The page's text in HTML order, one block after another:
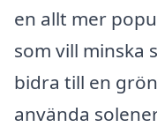
en allt mer
som vill minska
bidra till en
använda